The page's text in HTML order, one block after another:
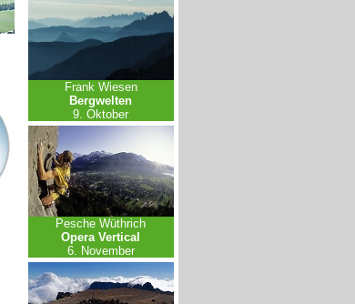
Frank Wiesen
Bergwelten
9. Oktober
Pesche Wüthrich
Opera Vertical
6. November